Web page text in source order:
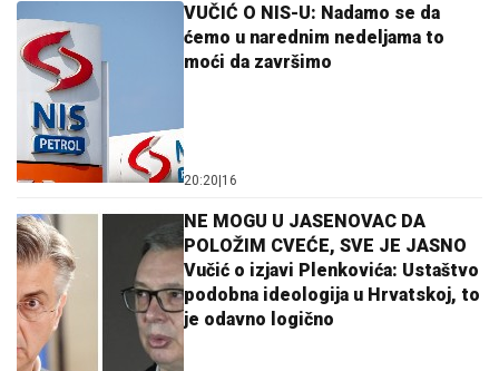
VUČIĆ O NIS-U: Nadamo se da
ćemo u narednim nedeljama to
moći da završimo
20:20 16
NE MOGU U JASENOVAC DA
POLOŽIM CVEĆE, SVE JE JASNO
Vučić o izjavi Plenkovića: Ustaštvo
podobna ideologija u Hrvatskoj, to
je odavno logično